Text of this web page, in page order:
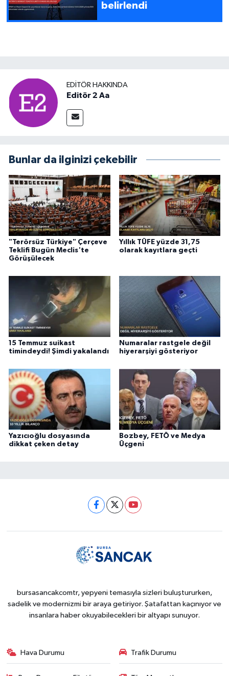
belirlendi
EDITÖR HAKKINDA
Editör 2 Aa
Bunlar da ilginizi çekebilir
"Terörsüz Türkiye" Çerçeve
Teklifi Bugün Meclis'te
Görüşülecek
Yıllık TÜFE yüzde 31,75
olarak kayıtlara geçti
15 Temmuz suikast
timindeydi! Şimdi yakalandı
Numaralar rastgele değil
hiyerarşiyi gösteriyor
Yazıcıoğlu dosyasında
dikkat çeken detay
Bozbey, FETÖ ve Medya
Üçgeni
bursasancakcomtr, yepyeni temasıyla sizleri buluştururken,
sadelik ve modernizmi bir araya getiriyor. Şatafattan kaçınıyor ve
insanlara haber okuyabilecekleri bir altyapı sunuyor.
Hava Durumu Trafik Durumu